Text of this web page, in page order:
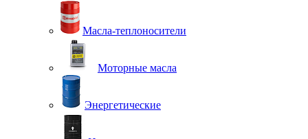
Масла-теплоносители
Моторные масла
Энергетические